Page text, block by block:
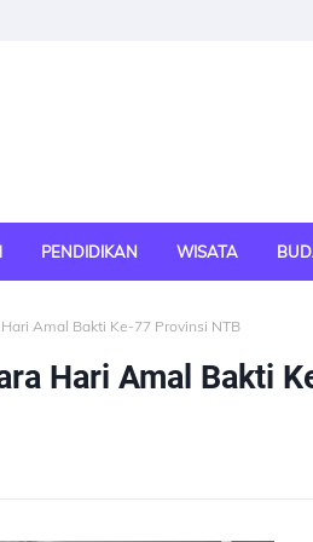
PENDIDIKAN WISATA
Amal Bakti Ke-77 Provinsi NTB
Hari Amal Bakti